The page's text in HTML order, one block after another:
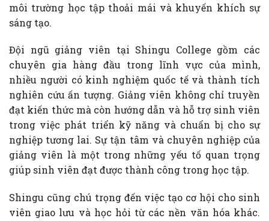
môi trường học tập thoải mái và khuyến khích sự
sáng tạo.
Đội ngũ giảng viên tại Shingu College gồm các
chuyên gia hàng đầu trong lĩnh vực của mình,
nhiều người có kinh nghiệm quốc tế và thành tích
nghiên cứu ấn tượng. Giảng viên không chỉ truyền
đạt kiến thức mà còn hướng dẫn và hỗ trợ sinh viên
trong việc phát triển kỹ năng và chuẩn bị cho sự
nghiệp tương lai. Sự tận tâm và chuyên nghiệp của
giảng viên là một trong những yếu tố quan trọng
giúp sinh viên đạt được thành công trong học tập.
Shingu cũng chú trọng đến việc tạo cơ hội cho sinh
viên giao lưu và học hỏi từ các nền văn hóa khác.